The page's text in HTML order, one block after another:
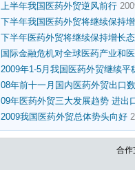
上半年我国医药外贸逆风前行
下半年我国医药外贸将继续保持
下半年医药外贸将继续保持增长
国际金融危机对全球医药产业和
2009年1-5月我国医药外贸继续平
08年前十一月国内医药外贸出口
09年医药外贸三大发展趋势 进出
2009我国医药外贸总体势头向好
合作